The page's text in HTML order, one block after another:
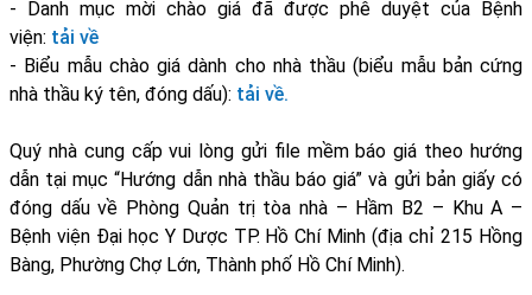
- Danh mục mời chào giá đã được phê duyệt của Bệnh
viện: tải về
- Biểu mẫu chào giá dành cho nhà thầu (biểu mẫu bản cứng
nhà thầu ký tên, đóng dấu): tải về.
Quý nhà cung cấp vui lòng gửi file mềm báo giá theo hướng
dẫn tại mục “Hướng dẫn nhà thầu báo giá” và gửi bản giấy có
đóng dấu về Phòng Quản trị tòa nhà – Hầm B2 – Khu A –
Bệnh viện Đại học Y Dược TP. Hồ Chí Minh (địa chỉ 215 Hồng
Bàng, Phường Chợ Lớn, Thành phố Hồ Chí Minh).